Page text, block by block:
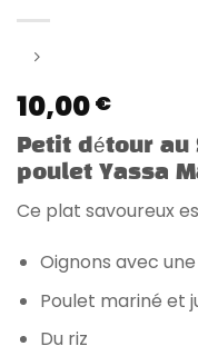
10,00 €
Petit détour au
poulet Yassa
Ce plat savoureux
Oignons avec
Poulet mariné et
Du riz